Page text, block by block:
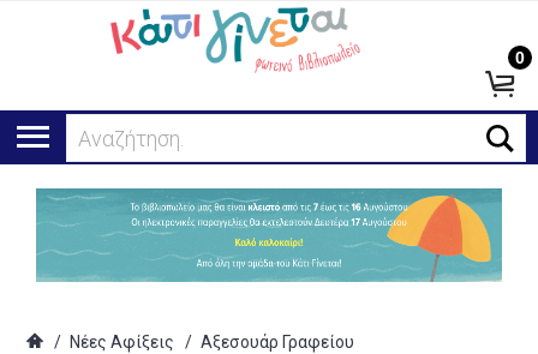
Αναζήτηση...
0
/ Νέες Αφίξεις / Αξεσουάρ Γραφείου